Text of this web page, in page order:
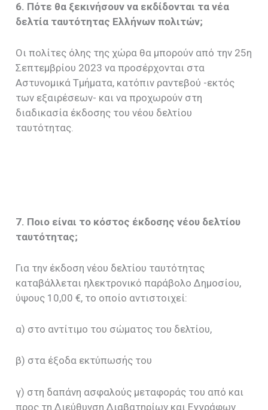
6. Πότε θα ξεκινήσουν να εκδίδονται τα νέα
δελτία ταυτότητας Ελλήνων πολιτών;
Οι πολίτες όλης της χώρα θα μπορούν από την 25η
Σεπτεμβρίου 2023 να προσέρχονται στα
Αστυνομικά Τμήματα, κατόπιν ραντεβού -εκτός
των εξαιρέσεων- και να προχωρούν στη
διαδικασία έκδοσης του νέου δελτίου
ταυτότητας.
7. Ποιο είναι το κόστος έκδοσης νέου δελτίου
ταυτότητας;
Για την έκδοση νέου δελτίου ταυτότητας
καταβάλλεται ηλεκτρονικό παράβολο Δημοσίου,
ύψους 10,00 €, το οποίο αντιστοιχεί:
α) στο αντίτιμο του σώματος του δελτίου,
β) στα έξοδα εκτύπωσής του
γ) στη δαπάνη ασφαλούς μεταφοράς του από και
προς τη Διεύθυνση Διαβατηρίων και Εγγράφων